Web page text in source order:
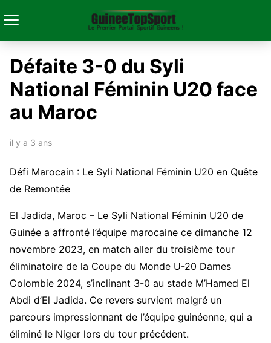
Défaite 3-0 du Syli
National Féminin U20 face
au Maroc
il y a 3 ans
Défi Marocain : Le Syli National Féminin U20 en Quête
de Remontée
El Jadida, Maroc – Le Syli National Féminin U20 de
Guinée a affronté l’équipe marocaine ce dimanche 12
novembre 2023, en match aller du troisième tour
éliminatoire de la Coupe du Monde U-20 Dames
Colombie 2024, s’inclinant 3-0 au stade M’Hamed El
Abdi d’El Jadida. Ce revers survient malgré un
parcours impressionnant de l’équipe guinéenne, qui a
éliminé le Niger lors du tour précédent.